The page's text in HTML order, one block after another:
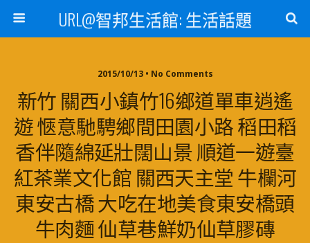
URL@智邦生活館: 生活話題
2015/10/13 • No Comments
新竹 關西小鎮竹16鄉道單車逍遙
遊 愜意馳騁鄉間田園小路 稻田稻
香伴隨綿延壯闊山景 順道一遊臺
紅茶業文化館 關西天主堂 牛欄河
東安古橋 大吃在地美食東安橋頭
牛肉麵 仙草巷鮮奶仙草膠磚